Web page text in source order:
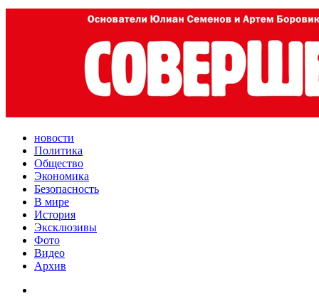
новости
Политика
Общество
Экономика
Безопасность
В мире
История
Эксклюзивы
Фото
Видео
Архив